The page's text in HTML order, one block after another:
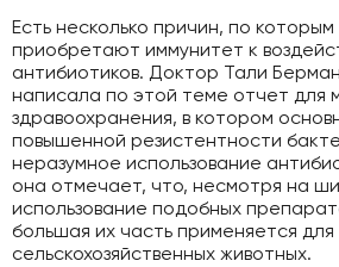
Есть несколько причин, по
приобретают иммунитет к
антибиотиков. Доктор Тали
написала по этой теме отчет для
здравоохранения, в котором
повышенной резистентности
неразумное использование
она отмечает, что, несмотря на
использование подобных
большая их часть применяется для
сельскохозяйственных животных.